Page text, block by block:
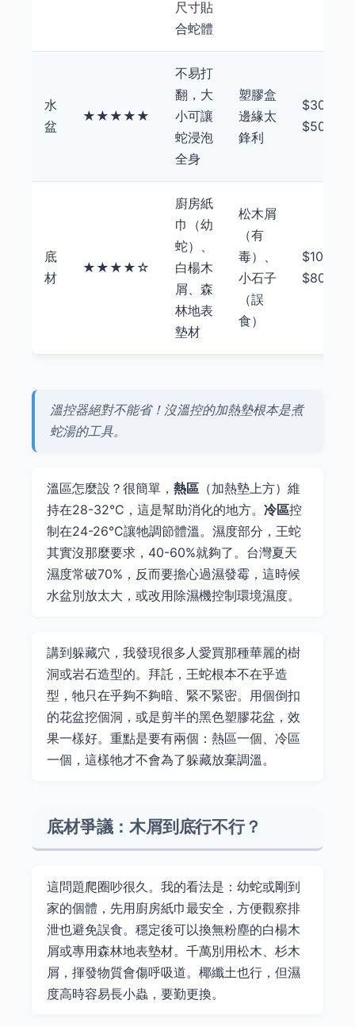
尺寸貼
合蛇體
水
盆
★★★★★
不易打
翻，大
小可讓
蛇浸泡
全身
塑膠盒
邊緣太
鋒利
$30 -
$500
底
材
★★★★☆
廚房紙
巾（幼
蛇）、
白楊木
屑、森
林地表
墊材
松木屑
（有
毒）、
小石子
（誤
食）
$100 -
$800/包
溫控器絕對不能省！沒溫控的加熱墊根本是煮
蛇湯的工具。
溫區怎麼設？很簡單，熱區 （加熱墊上方）維
持在28-32°C，這是幫助消化的地方。冷區控
制在24-26°C讓牠調節體溫。濕度部分，王蛇
其實沒那麼要求，40-60%就夠了。台灣夏天
濕度常破70%，反而要擔心過濕發霉，這時候
水盆別放太大，或改用除濕機控制環境濕度。
講到躲藏穴，我發現很多人愛買那種華麗的樹
洞或岩石造型的。拜託，王蛇根本不在乎造
型，牠只在乎夠不夠暗、緊不緊密。用個倒扣
的花盆挖個洞，或是剪半的黑色塑膠花盆，效
果一樣好。重點是要有兩個：熱區一個、冷區
一個，這樣牠才不會為了躲藏放棄調溫。
底材爭議：木屑到底行不行？
這問題爬圈吵很久。我的看法是：幼蛇或剛到
家的個體，先用廚房紙巾最安全，方便觀察排
泄也避免誤食。穩定後可以換無粉塵的白楊木
屑或專用森林地表墊材。千萬別用松木、杉木
屑，揮發物質會傷呼吸道。椰纖土也行，但濕
度高時容易長小蟲，要勤更換。